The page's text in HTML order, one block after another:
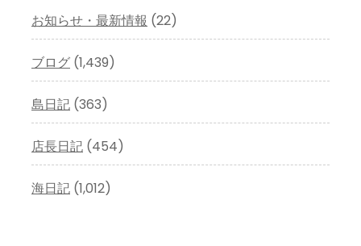
お知らせ・最新情報 (22)
ブログ (1,439)
島日記 (363)
店長日記 (454)
海日記 (1,012)